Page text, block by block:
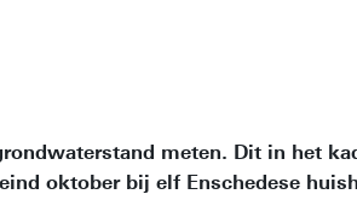
meten. Dit in het
oktober bij elf Enschedese